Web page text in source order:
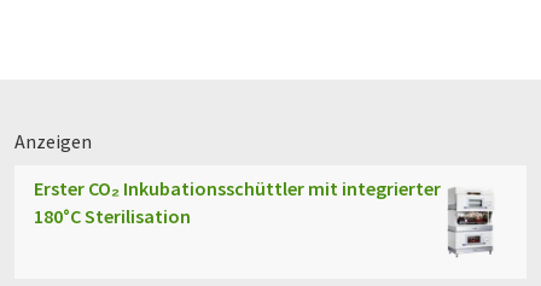
Anzeigen
Erster CO₂ Inkubationsschüttler mit integrierter
180°C Sterilisation